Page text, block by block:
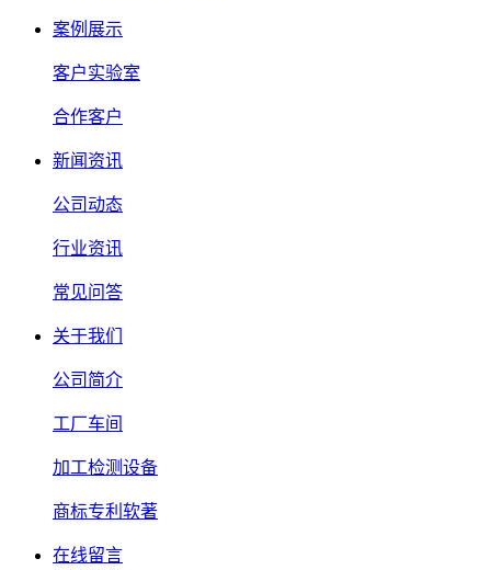
案例展示
客户实验室
合作客户
新闻资讯
公司动态
行业资讯
常见问答
关于我们
公司简介
工厂车间
加工检测设备
商标专利软著
在线留言